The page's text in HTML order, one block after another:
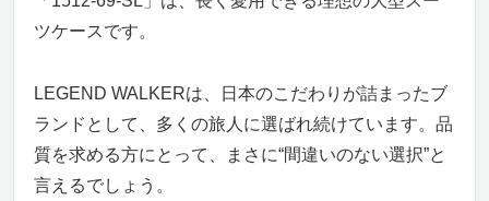
ツケースです。
LEGEND WALKERは、日本のこだわりが詰まったブ
ランドとして、多くの旅人に選ばれ続けています。品
質を求める方にとって、まさに“間違いのない選択”と
言えるでしょう。